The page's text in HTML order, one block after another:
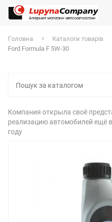
Головна Каталоги товарів
Ford Formula F 5W-30
Компания открыла своё
реализацию автомобилей ещё
году